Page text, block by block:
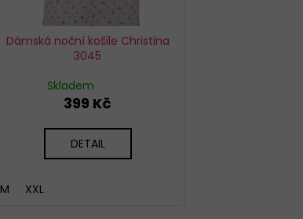
Dámská noční košile Christina
3045
Skladem
399 Kč
DETAIL
M XXL